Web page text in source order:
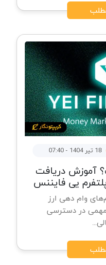
آموزش دریافت
یی فایننس
وام ‌دهی ارز
در دسترسی